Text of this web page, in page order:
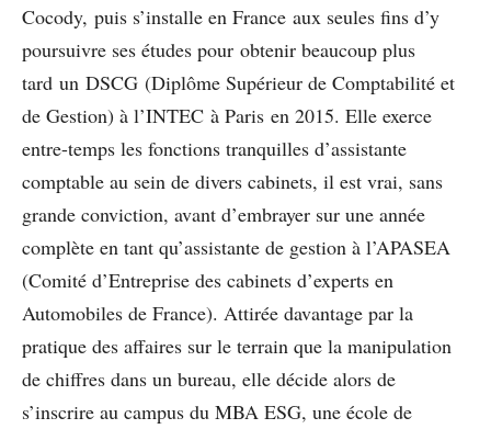
Cocody, puis s’installe en France aux seules fins d’y
poursuivre ses études pour obtenir beaucoup plus
tard un DSCG (Diplôme Supérieur de Comptabilité et
de Gestion) à l’INTEC à Paris en 2015. Elle exerce
entre-temps les fonctions tranquilles d’assistante
comptable au sein de divers cabinets, il est vrai, sans
grande conviction, avant d’embrayer sur une année
complète en tant qu’assistante de gestion à l’APASEA
(Comité d’Entreprise des cabinets d’experts en
Automobiles de France). Attirée davantage par la
pratique des affaires sur le terrain que la manipulation
de chiffres dans un bureau, elle décide alors de
s’inscrire au campus du MBA ESG, une école de